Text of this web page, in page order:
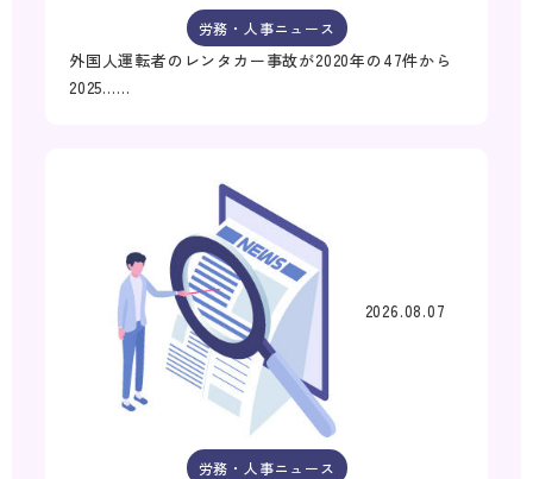
労務・人事ニュース
外国人運転者のレンタカー事故が2020年の47件から
2025……
2026.08.07
労務・人事ニュース